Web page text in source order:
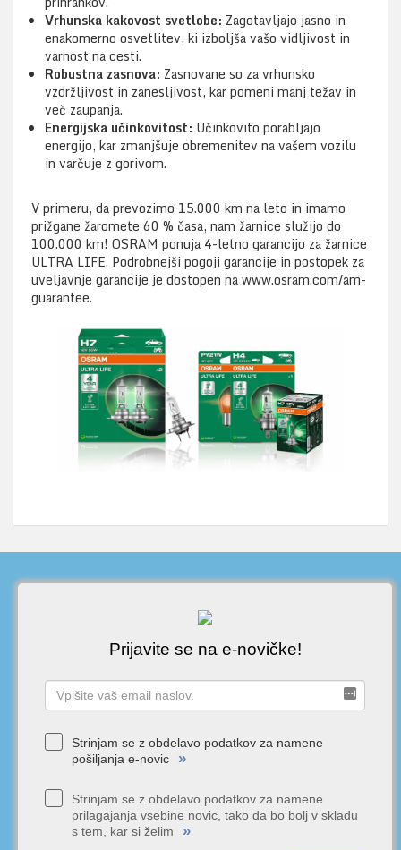
Vrhunska kakovost svetlobe: Zagotavljajo jasno in
enakomerno osvetlitev, ki izboljša vašo vidljivost in
varnost na cesti.
Robustna zasnova: Zasnovane so za vrhunsko
vzdržljivost in zanesljivost, kar pomeni manj težav in
več zaupanja.
Energijska učinkovitost: Učinkovito porabljajo
energijo, kar zmanjšuje obremenitev na vašem vozilu
in varčuje z gorivom.
V primeru, da prevozimo 15.000 km na leto in imamo
prižgane žaromete 60 % časa, nam žarnice služijo do
100.000 km! OSRAM ponuja 4-letno garancijo za žarnice
ULTRA LIFE. Podrobnejši pogoji garancije in postopek za
uveljavnje garancije je dostopen na www.osram.com/am-
guarantee.
Prijavite se na e-novičke!
Strinjam se z obdelavo podatkov za namene
pošiljanja e-novic
»
Strinjam se z obdelavo podatkov za namene
prilagajanja vsebine novic, tako da bo bolj v skladu
s tem, kar si želim
»